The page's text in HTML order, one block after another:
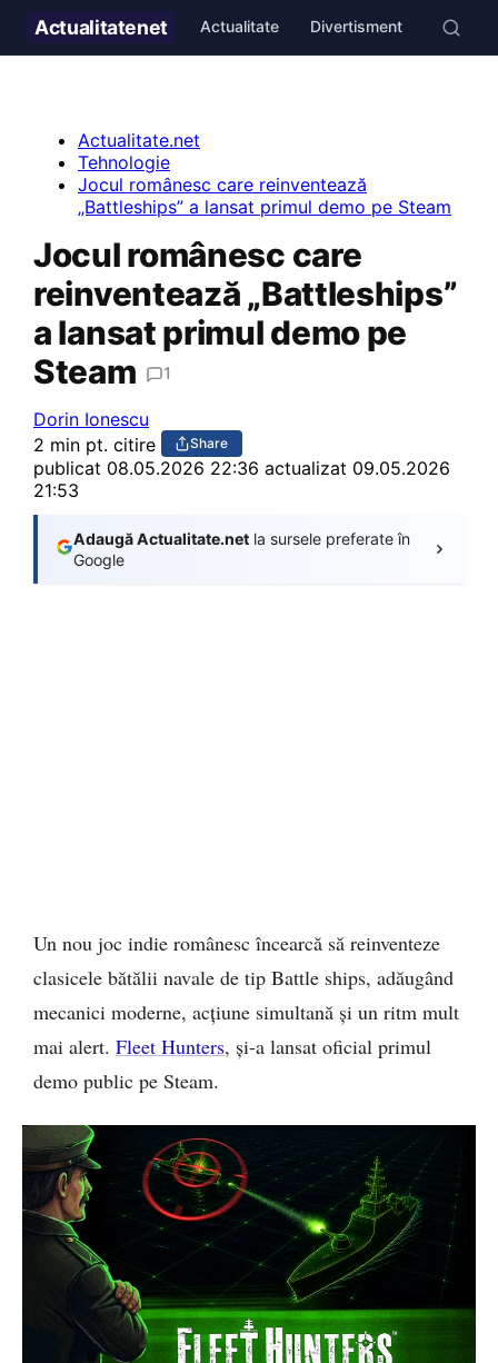
Actualitatenet Actualitate Divertisment Stil de
Actualitate.net
Tehnologie
Jocul românesc care reinventează
„Battleships” a lansat primul demo pe Steam
Jocul românesc care
reinventează „Battleships”
a lansat primul demo pe
Steam
1
Dorin Ionescu
2 min pt. citire
Share
publicat 08.05.2026 22:36 actualizat 09.05.2026
21:53
Adaugă Actualitate.net la sursele preferate în
Google
Un nou joc indie românesc încearcă să reinventeze
clasicele bătălii navale de tip Battle ships, adăugând
mecanici moderne, acțiune simultană și un ritm mult
mai alert. Fleet Hunters, și-a lansat oficial primul
demo public pe Steam.